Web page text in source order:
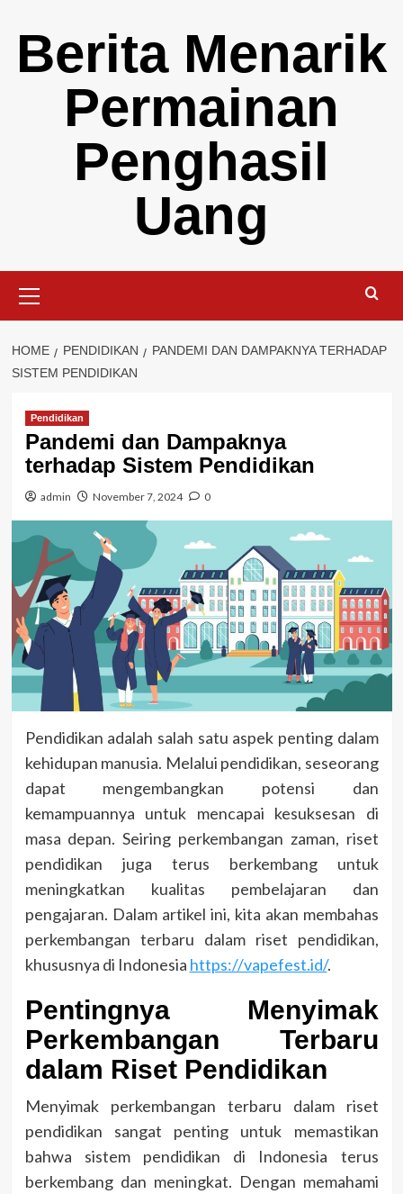
content
Berita Menarik
Permainan
Penghasil
Uang
Menu
HOME PENDIDIKAN
PANDEMI DAN DAMPAKNYA TERHADAP
SISTEM PENDIDIKAN
Pendidikan
Pandemi dan Dampaknya
terhadap Sistem Pendidikan
admin November 7, 2024 0
Pendidikan adalah salah satu aspek penting dalam
kehidupan manusia. Melalui pendidikan, seseorang
dapat mengembangkan potensi dan
kemampuannya untuk mencapai kesuksesan di
masa depan. Seiring perkembangan zaman, riset
pendidikan juga terus berkembang untuk
meningkatkan kualitas pembelajaran dan
pengajaran. Dalam artikel ini, kita akan membahas
perkembangan terbaru dalam riset pendidikan,
khususnya di Indonesia https://vapefest.id/.
Pentingnya Menyimak
Perkembangan Terbaru
dalam Riset Pendidikan
Menyimak perkembangan terbaru dalam riset
pendidikan sangat penting untuk memastikan
bahwa sistem pendidikan di Indonesia terus
berkembang dan meningkat. Dengan memahami